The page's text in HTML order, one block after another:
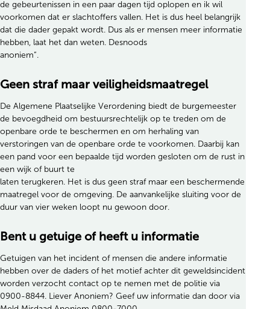
de gebeurtenissen in een paar dagen tijd oplopen en ik wil
voorkomen dat er slachtoffers vallen. Het is dus heel belangrijk
dat die dader gepakt wordt. Dus als er mensen meer informatie
hebben, laat het dan weten. Desnoods
anoniem”.
Geen straf maar veiligheidsmaatregel
De Algemene Plaatselijke Verordening biedt de burgemeester
de bevoegdheid om bestuursrechtelijk op te treden om de
openbare orde te beschermen en om herhaling van
verstoringen van de openbare orde te voorkomen. Daarbij kan
een pand voor een bepaalde tijd worden gesloten om de rust in
een wijk of buurt te
laten terugkeren. Het is dus geen straf maar een beschermende
maatregel voor de omgeving. De aanvankelijke sluiting voor de
duur van vier weken loopt nu gewoon door.
Bent u getuige of heeft u informatie
Getuigen van het incident of mensen die andere informatie
hebben over de daders of het motief achter dit geweldsincident
worden verzocht contact op te nemen met de politie via
0900-8844. Liever Anoniem? Geef uw informatie dan door via